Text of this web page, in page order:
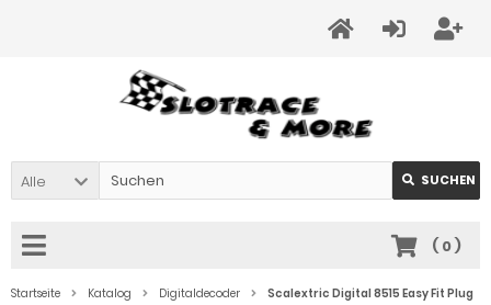
Alle SUCHEN
( 0)
Startseite Katalog Digitaldecoder Scalextric Digital 8515 Easy Fit Plug